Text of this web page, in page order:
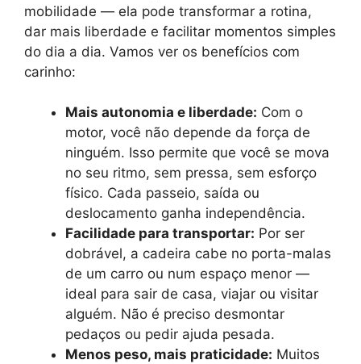
mobilidade — ela pode transformar a rotina,
dar mais liberdade e facilitar momentos simples
do dia a dia. Vamos ver os benefícios com
carinho:
Mais autonomia e liberdade: Com o
motor, você não depende da força de
ninguém. Isso permite que você se mova
no seu ritmo, sem pressa, sem esforço
físico. Cada passeio, saída ou
deslocamento ganha independência.
Facilidade para transportar: Por ser
dobrável, a cadeira cabe no porta-malas
de um carro ou num espaço menor —
ideal para sair de casa, viajar ou visitar
alguém. Não é preciso desmontar
pedaços ou pedir ajuda pesada.
Menos peso, mais praticidade: Muitos